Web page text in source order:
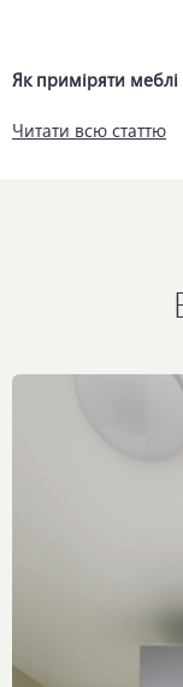
Як приміряти меблі
Читати всю статтю